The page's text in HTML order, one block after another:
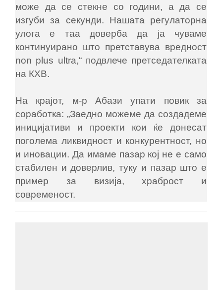
може да се стекне со години, а да се
изгуби за секунди. Нашата регулаторна
улога е таа доверба да ја чуваме
континуирано што претставува вредност
non plus ultra,“ подвлече претседателката
на КХВ.
На крајот, м-р Абази упати повик за
соработка: „Заедно можеме да создадеме
иницијативи и проекти кои ќе донесат
поголема ликвидност и конкурентност, но
и иновации. Да имаме пазар кој не е само
стабилен и доверлив, туку и пазар што е
пример за визија, храброст и
современост.